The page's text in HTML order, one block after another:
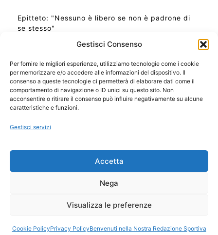
Gestisci Consenso
Per fornire le migliori esperienze, utilizziamo tecnologie come i cookie
per memorizzare e/o accedere alle informazioni del dispositivo. Il
consenso a queste tecnologie ci permetterà di elaborare dati come il
comportamento di navigazione o ID unici su questo sito. Non
acconsentire o ritirare il consenso può influire negativamente su alcune
caratteristiche e funzioni.
Gestisci servizi
Accetta
Nega
Visualizza le preferenze
Cookie PolicyPrivacy PolicyBenvenuti nella Nostra Redazione Sportiva
Epitteto: "Nessuno è libero se non è padrone di
se stesso"
Ora Esatta in Italia in questo momento
Ti Senti Strano Ultimamente? Potrebbe Essere per
la Risonanza di Schumann
Come Sapere Se Stai Ascendendo alla Quinta
Copyright 2026 NotiziePlus.com
📰 Contenuto Umano Verificato
Privacy Coockie
Pubblicità